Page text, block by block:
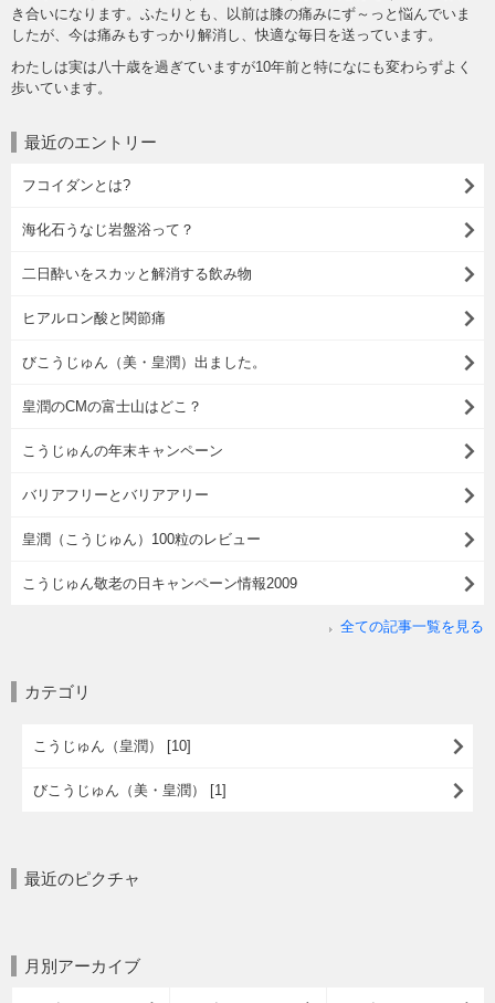
き合いになります。ふたりとも、以前は膝の痛みにず～っと悩んでいま
したが、今は痛みもすっかり解消し、快適な毎日を送っています。
わたしは実は八十歳を過ぎていますが10年前と特になにも変わらずよく
歩いています。
最近のエントリー
フコイダンとは?
海化石うなじ岩盤浴って？
二日酔いをスカッと解消する飲み物
ヒアルロン酸と関節痛
びこうじゅん（美・皇潤）出ました。
皇潤のCMの富士山はどこ？
こうじゅんの年末キャンペーン
バリアフリーとバリアアリー
皇潤（こうじゅん）100粒のレビュー
こうじゅん敬老の日キャンペーン情報2009
全ての記事一覧を見る
カテゴリ
こうじゅん（皇潤） [10]
びこうじゅん（美・皇潤） [1]
最近のピクチャ
月別アーカイブ